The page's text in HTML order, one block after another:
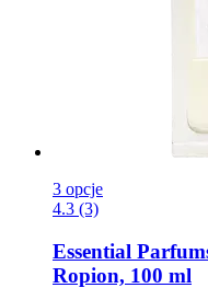
3 opcje
4.3 (3)
Essential
Ropion, 100 ml